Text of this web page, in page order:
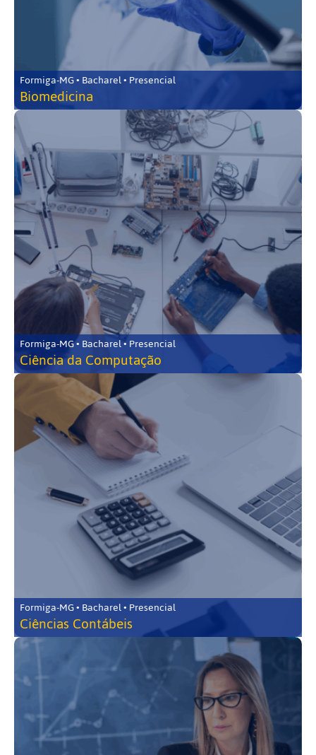
Formiga-MG • Bacharel • Presencial
Biomedicina
Formiga-MG • Bacharel • Presencial
Ciência da Computação
Formiga-MG • Bacharel • Presencial
Ciências Contábeis